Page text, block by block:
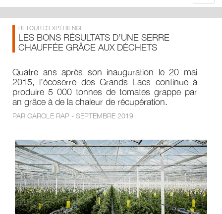
RETOUR D'EXPÉRIENCE
LES BONS RÉSULTATS D’UNE SERRE
CHAUFFÉE GRÂCE AUX DÉCHETS
Quatre ans après son inauguration le 20 mai
2015, l’écoserre des Grands Lacs continue à
produire 5 000 tonnes de tomates grappe par
an grâce à de la chaleur de récupération.
PAR CAROLE RAP - SEPTEMBRE 2019